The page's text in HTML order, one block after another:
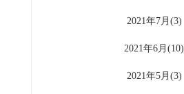
2021年7月(3)
2021年6月(10)
2021年5月(3)